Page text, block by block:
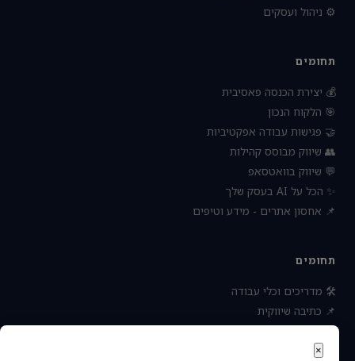
⚙️ ניהול ועסקים
תחומים
💰 יצירת הכנסה פאסיבית
🎯 הלקוח הנכון
🤝 פגישות עבודה אפקטיביות
👥 שיווק מבוסס קהילות
💬 שיווק בוואטסאפ
✨ הכל על AI בעסק שלך
📌 אחסון אתרים - מידע וטיפים
תחומים
🛠 מדריכים וכלי עבודה
📌 כתיבה שיווקית
📌 socialbee מפלצת המדיה
📌 נטוורקינג וקשרים עסקיים
×